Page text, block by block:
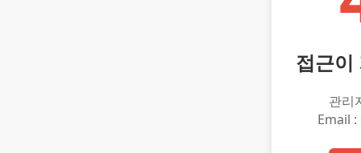
접근이
관리
Email